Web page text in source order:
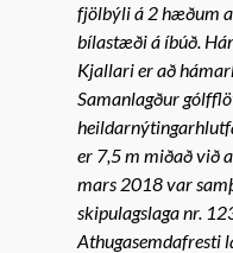
fjölbýli á 2 hæðum
bílastæði á íbúð.
Kjallari er að
Samanlagður
er 7,5 m miðað við
mars 2018 var
skipulagslaga nr.
Athugasemdafresti